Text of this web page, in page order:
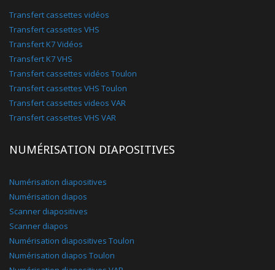
Transfert cassettes vidéos
Transfert cassettes VHS
Transfert K7 Vidéos
Transfert K7 VHS
Transfert cassettes vidéos Toulon
Transfert cassettes VHS Toulon
Transfert cassettes videos VAR
Transfert cassettes VHS VAR
NUMÉRISATION DIAPOSITIVES
Numérisation diapositives
Numérisation diapos
Scanner diapositives
Scanner diapos
Numérisation diapositives Toulon
Numérisation diapos Toulon